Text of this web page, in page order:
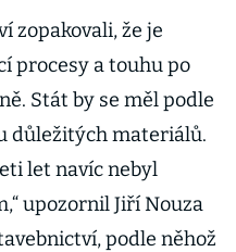
zopakovali, že je
procesy a touhu po
Stát by se měl podle
důležitých materiálů.
let navíc nebyl
upozornil Jiří Nouza
podle něhož